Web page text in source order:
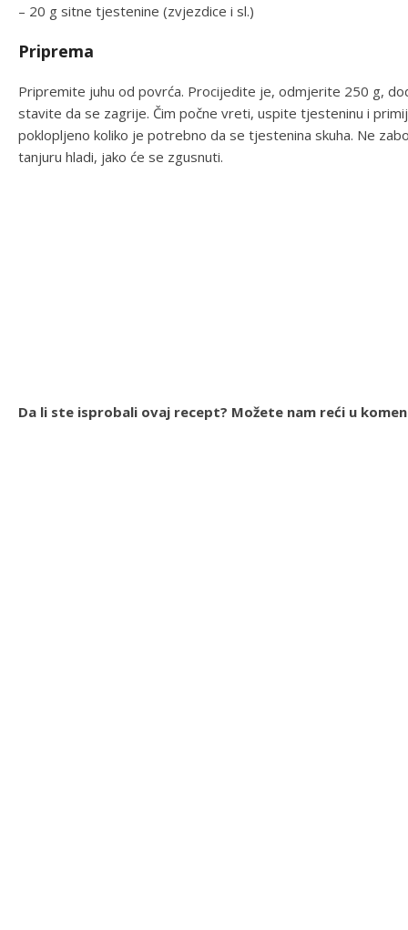
– 20 g sitne tjestenine (zvjezdice i sl.)
Priprema
Pripremite juhu od povrća. Procijedite je, odmjerite 250 g,
stavite da se zagrije. Čim počne vreti, uspite tjesteninu i
poklopljeno koliko je potrebno da se tjestenina skuha. Ne
tanjuru hladi, jako će se zgusnuti.
Da li ste isprobali ovaj recept? Možete nam reći u